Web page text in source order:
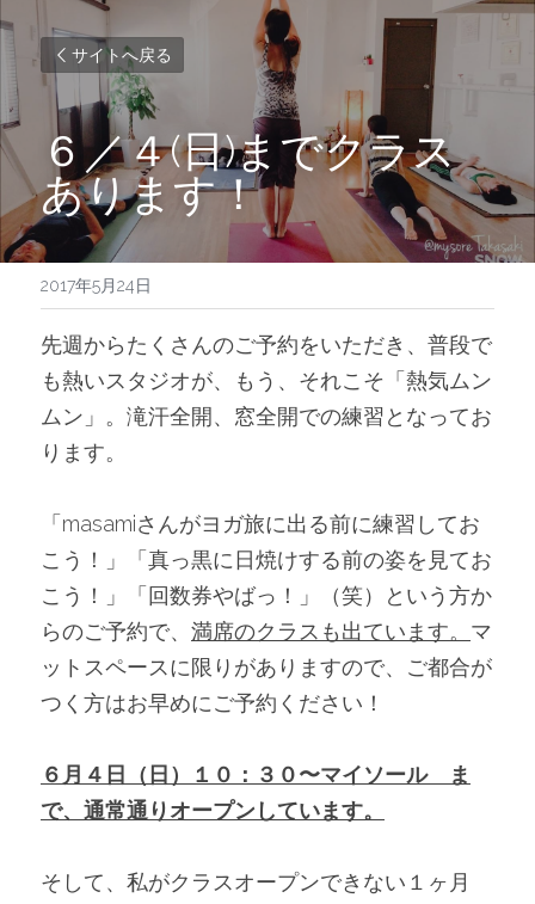
サイトへ戻る
６／４(日)までクラス
あります！
2017年5月24日
先週からたくさんのご予約をいただき、普段で
も熱いスタジオが、もう、それこそ「熱気ムン
ムン」。滝汗全開、窓全開での練習となってお
ります。
「masamiさんがヨガ旅に出る前に練習してお
こう！」「真っ黒に日焼けする前の姿を見てお
こう！」「回数券やばっ！」（笑）という方か
らのご予約で、 満席のクラスも出ています。 マ
ットスペースに限りがありますので、ご都合が
つく方はお早めにご予約ください！
６月４日（日）１０：３０〜マイソール　ま
で、通常通りオープンしています。
そして、私がクラスオープンできない１ヶ月